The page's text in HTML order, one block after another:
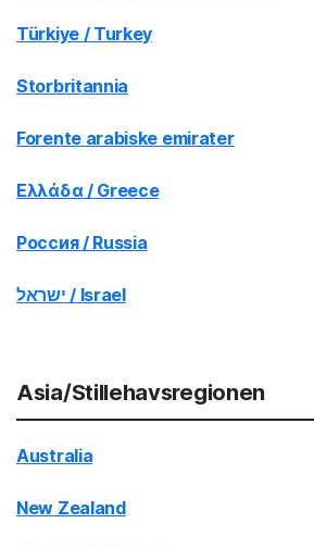
Türkiye / Turkey
Storbritannia
Forente arabiske emirater
Ελλάδα / Greece
Россия / Russia
ישראל / Israel
Asia/Stillehavsregionen
Australia
New Zealand